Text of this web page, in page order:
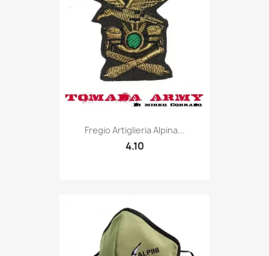
Quick view
Fregio Artiglieria Alpina...
4.10